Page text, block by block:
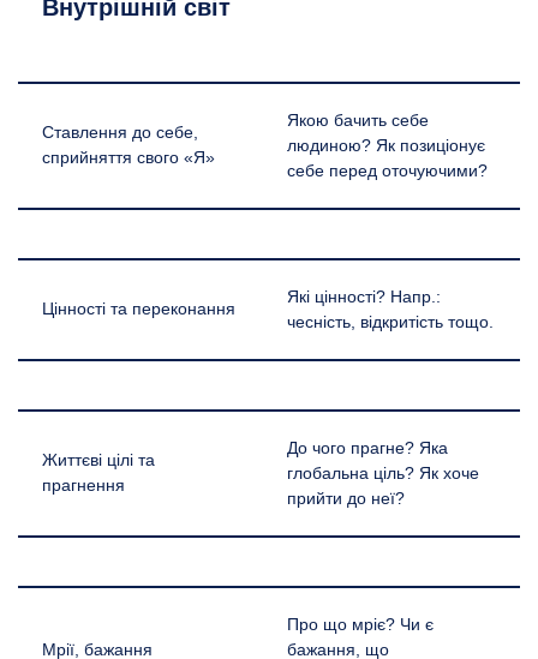
Внутрішній світ
Ставлення до себе,
сприйняття свого «Я»
Якою бачить себе
людиною? Як позиціонує
себе перед оточуючими?
Цінності та переконання
Які цінності? Напр.:
чесність, відкритість тощо.
Життєві цілі та
прагнення
До чого прагне? Яка
глобальна ціль? Як хоче
прийти до неї?
Мрії, бажання
Про що мріє? Чи є
бажання, що